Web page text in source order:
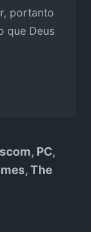
portanto
que Deus
, PC,
,The